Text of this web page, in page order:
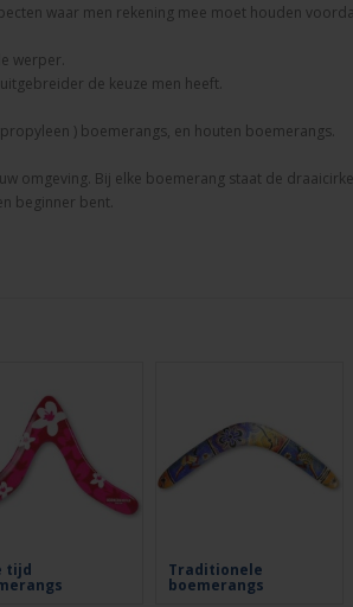
waar men rekening mee moet houden
werper.
de keuze men heeft.
) boemerangs, en houten boemerangs.
omgeving. Bij elke boemerang staat de
beginner bent.
tijd Traditionele
boemerangs